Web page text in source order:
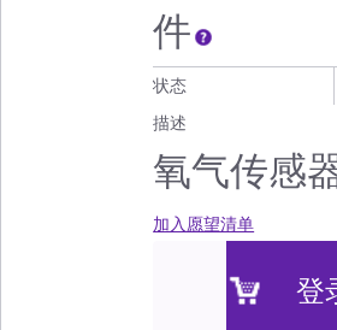
件
状态
描述
氧气传感
加入愿望清单
登